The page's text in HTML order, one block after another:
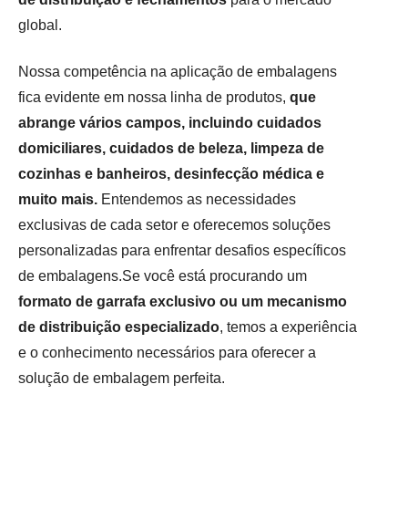
global.
Nossa competência na aplicação de embalagens
fica evidente em nossa linha de produtos, que
abrange vários campos, incluindo cuidados
domiciliares, cuidados de beleza, limpeza de
cozinhas e banheiros, desinfecção médica e
muito mais. Entendemos as necessidades
exclusivas de cada setor e oferecemos soluções
personalizadas para enfrentar desafios específicos
de embalagens.Se você está procurando um
formato de garrafa exclusivo ou um mecanismo
de distribuição especializado, temos a experiência
e o conhecimento necessários para oferecer a
solução de embalagem perfeita.